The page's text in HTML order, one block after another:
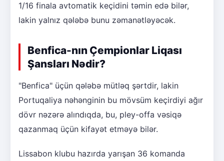
1/16 finala avtomatik keçidini təmin edə bilər,
lakin yalnız qələbə bunu zəmanətləyəcək.
Benfica-nın Çempionlar Liqası
Şansları Nədir?
"Benfica" üçün qələbə mütləq şərtdir, lakin
Portuqaliya nəhənginin bu mövsüm keçirdiyi ağır
dövr nəzərə alındıqda, bu, pley-offa vəsiqə
qazanmaq üçün kifayət etməyə bilər.
Lissabon klubu hazırda yarışan 36 komanda